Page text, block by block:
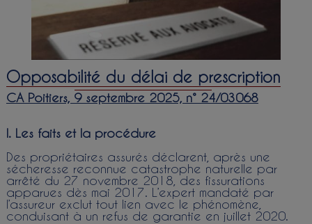
Opposabilité du délai de prescription
CA Poitiers, 9 septembre 2025, n° 24/03068
I. Les faits et la procédure
Des propriétaires assurés déclarent, après une
sécheresse reconnue catastrophe naturelle par
arrêté du 27 novembre 2018, des fissurations
apparues dès mai 2017. L’expert mandaté par
l’assureur exclut tout lien avec le phénomène,
conduisant à un refus de garantie en juillet 2020.